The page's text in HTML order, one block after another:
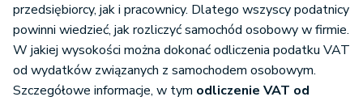
przedsiębiorcy, jak i pracownicy. Dlatego wszyscy podatnicy
powinni wiedzieć, jak rozliczyć samochód osobowy w firmie.
W jakiej wysokości można dokonać odliczenia podatku VAT
od wydatków związanych z samochodem osobowym.
Szczegółowe informacje, w tym odliczenie VAT od